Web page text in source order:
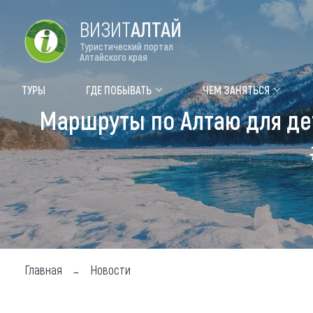
Форум VISIT ALTAI
Туры Где
Топ
ВИЗИТАЛТАЙ
Туристический портал
Алтайского края
ТУРЫ ГДЕ ПОБЫВАТЬ ЧЕМ ЗАНЯТЬСЯ
Маршруты по Алтаю для
Главная Новости